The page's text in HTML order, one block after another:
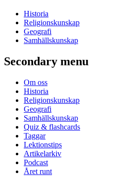
Historia
Religionskunskap
Geografi
Samhällskunskap
Secondary menu
Om oss
Historia
Religionskunskap
Geografi
Samhällskunskap
Quiz & flashcards
Taggar
Lektionstips
Artikelarkiv
Podcast
Året runt